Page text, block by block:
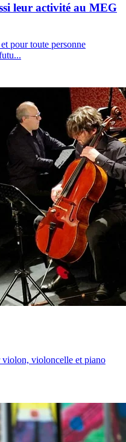
leur activité au MEG
pour toute personne
...
violoncelle et piano